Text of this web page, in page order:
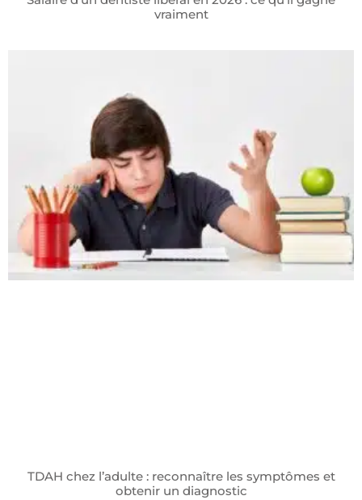
vraiment
TDAH chez l’adulte : reconnaître les symptômes et
obtenir un diagnostic